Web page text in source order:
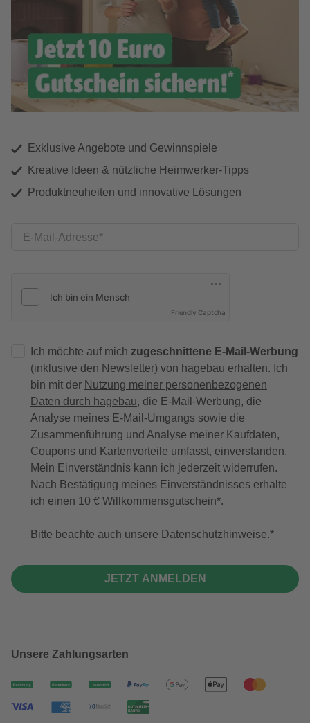
Exklusive Angebote und Gewinnspiele
Kreative Ideen & nützliche Heimwerker-Tipps
Produktneuheiten und innovative Lösungen
E-Mail-Adresse
Friendly Captcha
Ich möchte auf mich zugeschnittene E-Mail-Werbung
(inklusive den Newsletter) von hagebau erhalten. Ich
bin mit der Nutzung meiner personenbezogenen
Daten durch hagebau, die E-Mail-Werbung, die
Analyse meines E-Mail-Umgangs sowie die
Zusammenführung und Analyse meiner Kaufdaten,
Coupons und Kartenvorteile umfasst, einverstanden.
Mein Einverständnis kann ich jederzeit widerrufen.
Nach Bestätigung meines Einverständnisses erhalte
ich einen 10 € Willkommensgutschein*.
Bitte beachte auch unsere Datenschutzhinweise.
JETZT ANMELDEN
Unsere Zahlungsarten